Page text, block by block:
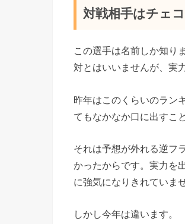
対戦相手はチェ
この選手は名前しか知り
対とはいいませんが、実
昨年はこのくらいのラン
てもなかなか口に出すこ
それは予想が外れる逆フ
かったからです。実力を
に強気になりきれていま
しかし今年は違います。